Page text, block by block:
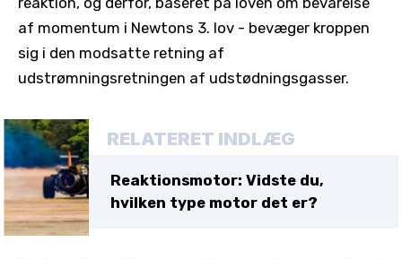
af momentum i Newtons 3. lov - bevæger kroppen
sig i den modsatte retning af
udstrømningsretningen af udstødningsgasser.
RELATERET INDLÆG
Reaktionsmotor: Vidste du,
hvilken type motor det er?